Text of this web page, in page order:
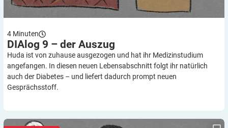
4 Minuten
DIAlog 9 – der Auszug
Huda ist von zuhause ausgezogen und hat ihr Medizinstudium
angefangen. In diesen neuen Lebensabschnitt folgt ihr natürlich
auch der Diabetes – und liefert dadurch prompt neuen
Gesprächsstoff.
Dialog 8 – die Diagnose